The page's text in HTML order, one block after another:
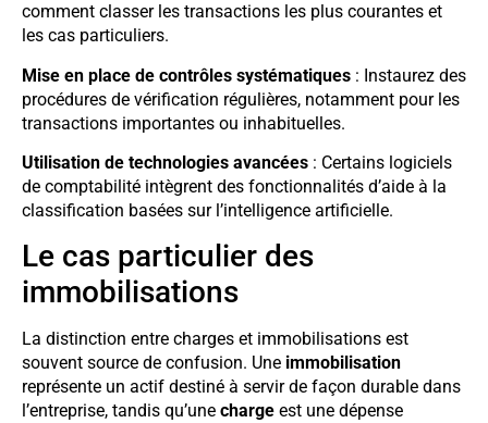
comment classer les transactions les plus courantes et
les cas particuliers.
Mise en place de contrôles systématiques : Instaurez des
procédures de vérification régulières, notamment pour les
transactions importantes ou inhabituelles.
Utilisation de technologies avancées : Certains logiciels
de comptabilité intègrent des fonctionnalités d’aide à la
classification basées sur l’intelligence artificielle.
Le cas particulier des
immobilisations
La distinction entre charges et immobilisations est
souvent source de confusion. Une immobilisation
représente un actif destiné à servir de façon durable dans
l’entreprise, tandis qu’une charge est une dépense